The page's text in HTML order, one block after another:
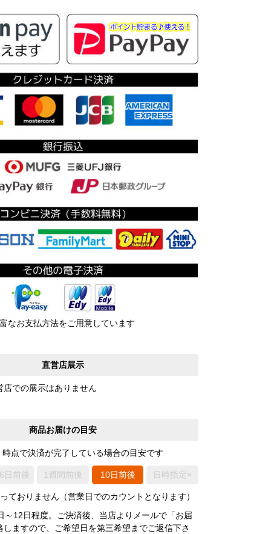
なお支払方法をご用意しています
直営店展示
店での展示はありません
商品お届けの目安
点で決済が完了している場合の目安です
日前後 1週間前後 10日前後 日時指定×
ておりません（営業日でのカウントとなります）
～12日程度。ご決済後、当店よりメールで「お届
しますので、ご希望日を第三希望までご返信下さ